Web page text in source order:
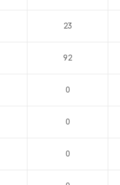
23
92
0
0
0